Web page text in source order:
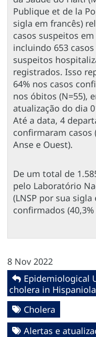
Publique et de la
sigla em francês)
casos suspeitos
incluindo 653
suspeitos
registrados. Isso
64% nos casos
nos óbitos (N=55),
atualização do dia
Até a data, 4
confirmaram casos
Anse e Ouest).
De um total de
pelo Laboratório
(LNSP por sua
confirmados
8 Nov 2022
Epidemiological
cholera in Hispaniola
Cholera
Alertas e